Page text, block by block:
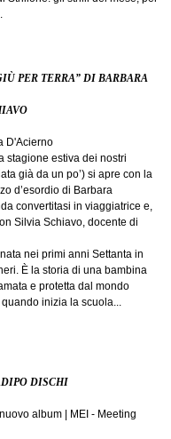
PER TERRA” DI BARBARA
D'Acierno
stagione estiva dei nostri
già da un po’) si apre con la
d’esordio di Barbara
convertitasi in viaggiatrice e,
Silvia Schiavo, docente di
nei primi anni Settanta in
È la storia di una bambina
e protetta dal mondo
inizia la scuola...
DISCHI
album | MEI - Meeting